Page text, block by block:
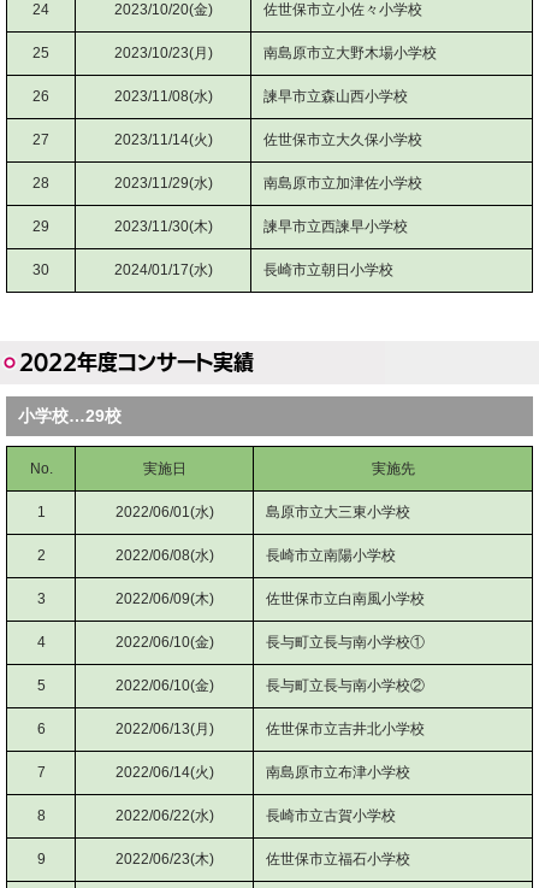
24 2023/10/20(金) 佐世保市立小佐々小学校
25 2023/10/23(月) 南島原市立大野木場小学校
26 2023/11/08(水) 諫早市立森山西小学校
27 2023/11/14(火) 佐世保市立大久保小学校
28 2023/11/29(水) 南島原市立加津佐小学校
29 2023/11/30(木) 諫早市立西諫早小学校
30 2024/01/17(水) 長崎市立朝日小学校
2022年度コンサート実績
小学校…29校
No. 実施日 実施先
1 2022/06/01(水) 島原市立大三東小学校
2 2022/06/08(水) 長崎市立南陽小学校
3 2022/06/09(木) 佐世保市立白南風小学校
4 2022/06/10(金) 長与町立長与南小学校①
5 2022/06/10(金) 長与町立長与南小学校②
6 2022/06/13(月) 佐世保市立吉井北小学校
7 2022/06/14(火) 南島原市立布津小学校
8 2022/06/22(水) 長崎市立古賀小学校
9 2022/06/23(木) 佐世保市立福石小学校